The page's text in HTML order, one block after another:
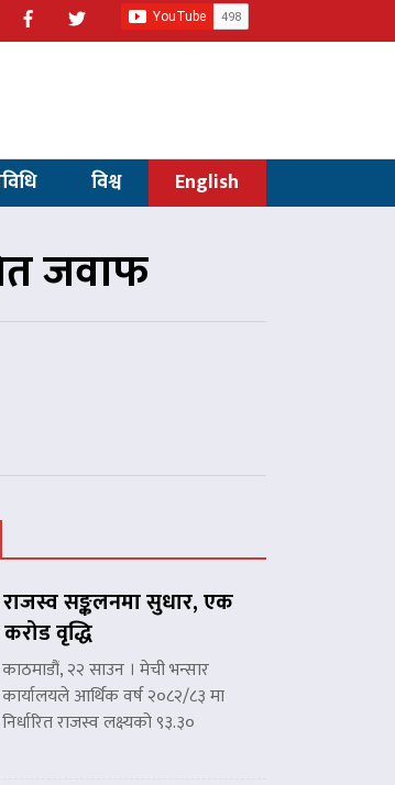
विश्व English
जवाफ
सङ्कलनमा सुधार, एक
वृद्धि
काठमाडौं, २२ साउन । मेची भन्सार
कार्यालयले आर्थिक वर्ष २०८२/८३ मा
निर्धारित राजस्व लक्ष्यको ९३.३०